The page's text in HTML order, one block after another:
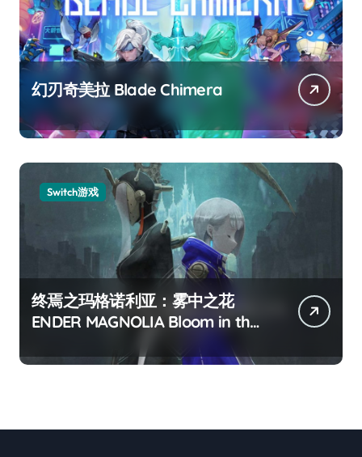
幻刃奇美拉 Blade Chimera
Switch游戏
终焉之玛格诺利亚：雾中之花
ENDER MAGNOLIA Bloom in the